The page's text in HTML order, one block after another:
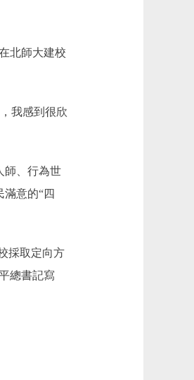
北師大建校
我感到很欣
師、行為世
意的“四
採取定向方
總書記寫